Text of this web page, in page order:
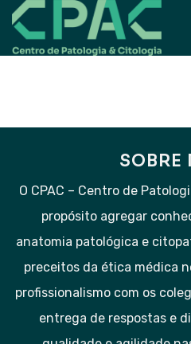
para
SOBRE
O CPAC – Centro de
propósito agregar
anatomia patológica e
preceitos da ética médica
profissionalismo com os
entrega de respostas e